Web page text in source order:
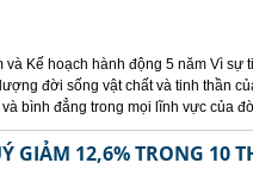
Kế hoạch hành động 5 năm Vì sự
đời sống vật chất và tinh thần
bình đẳng trong mọi lĩnh vực của
GIẢM 12,6% TRONG 10